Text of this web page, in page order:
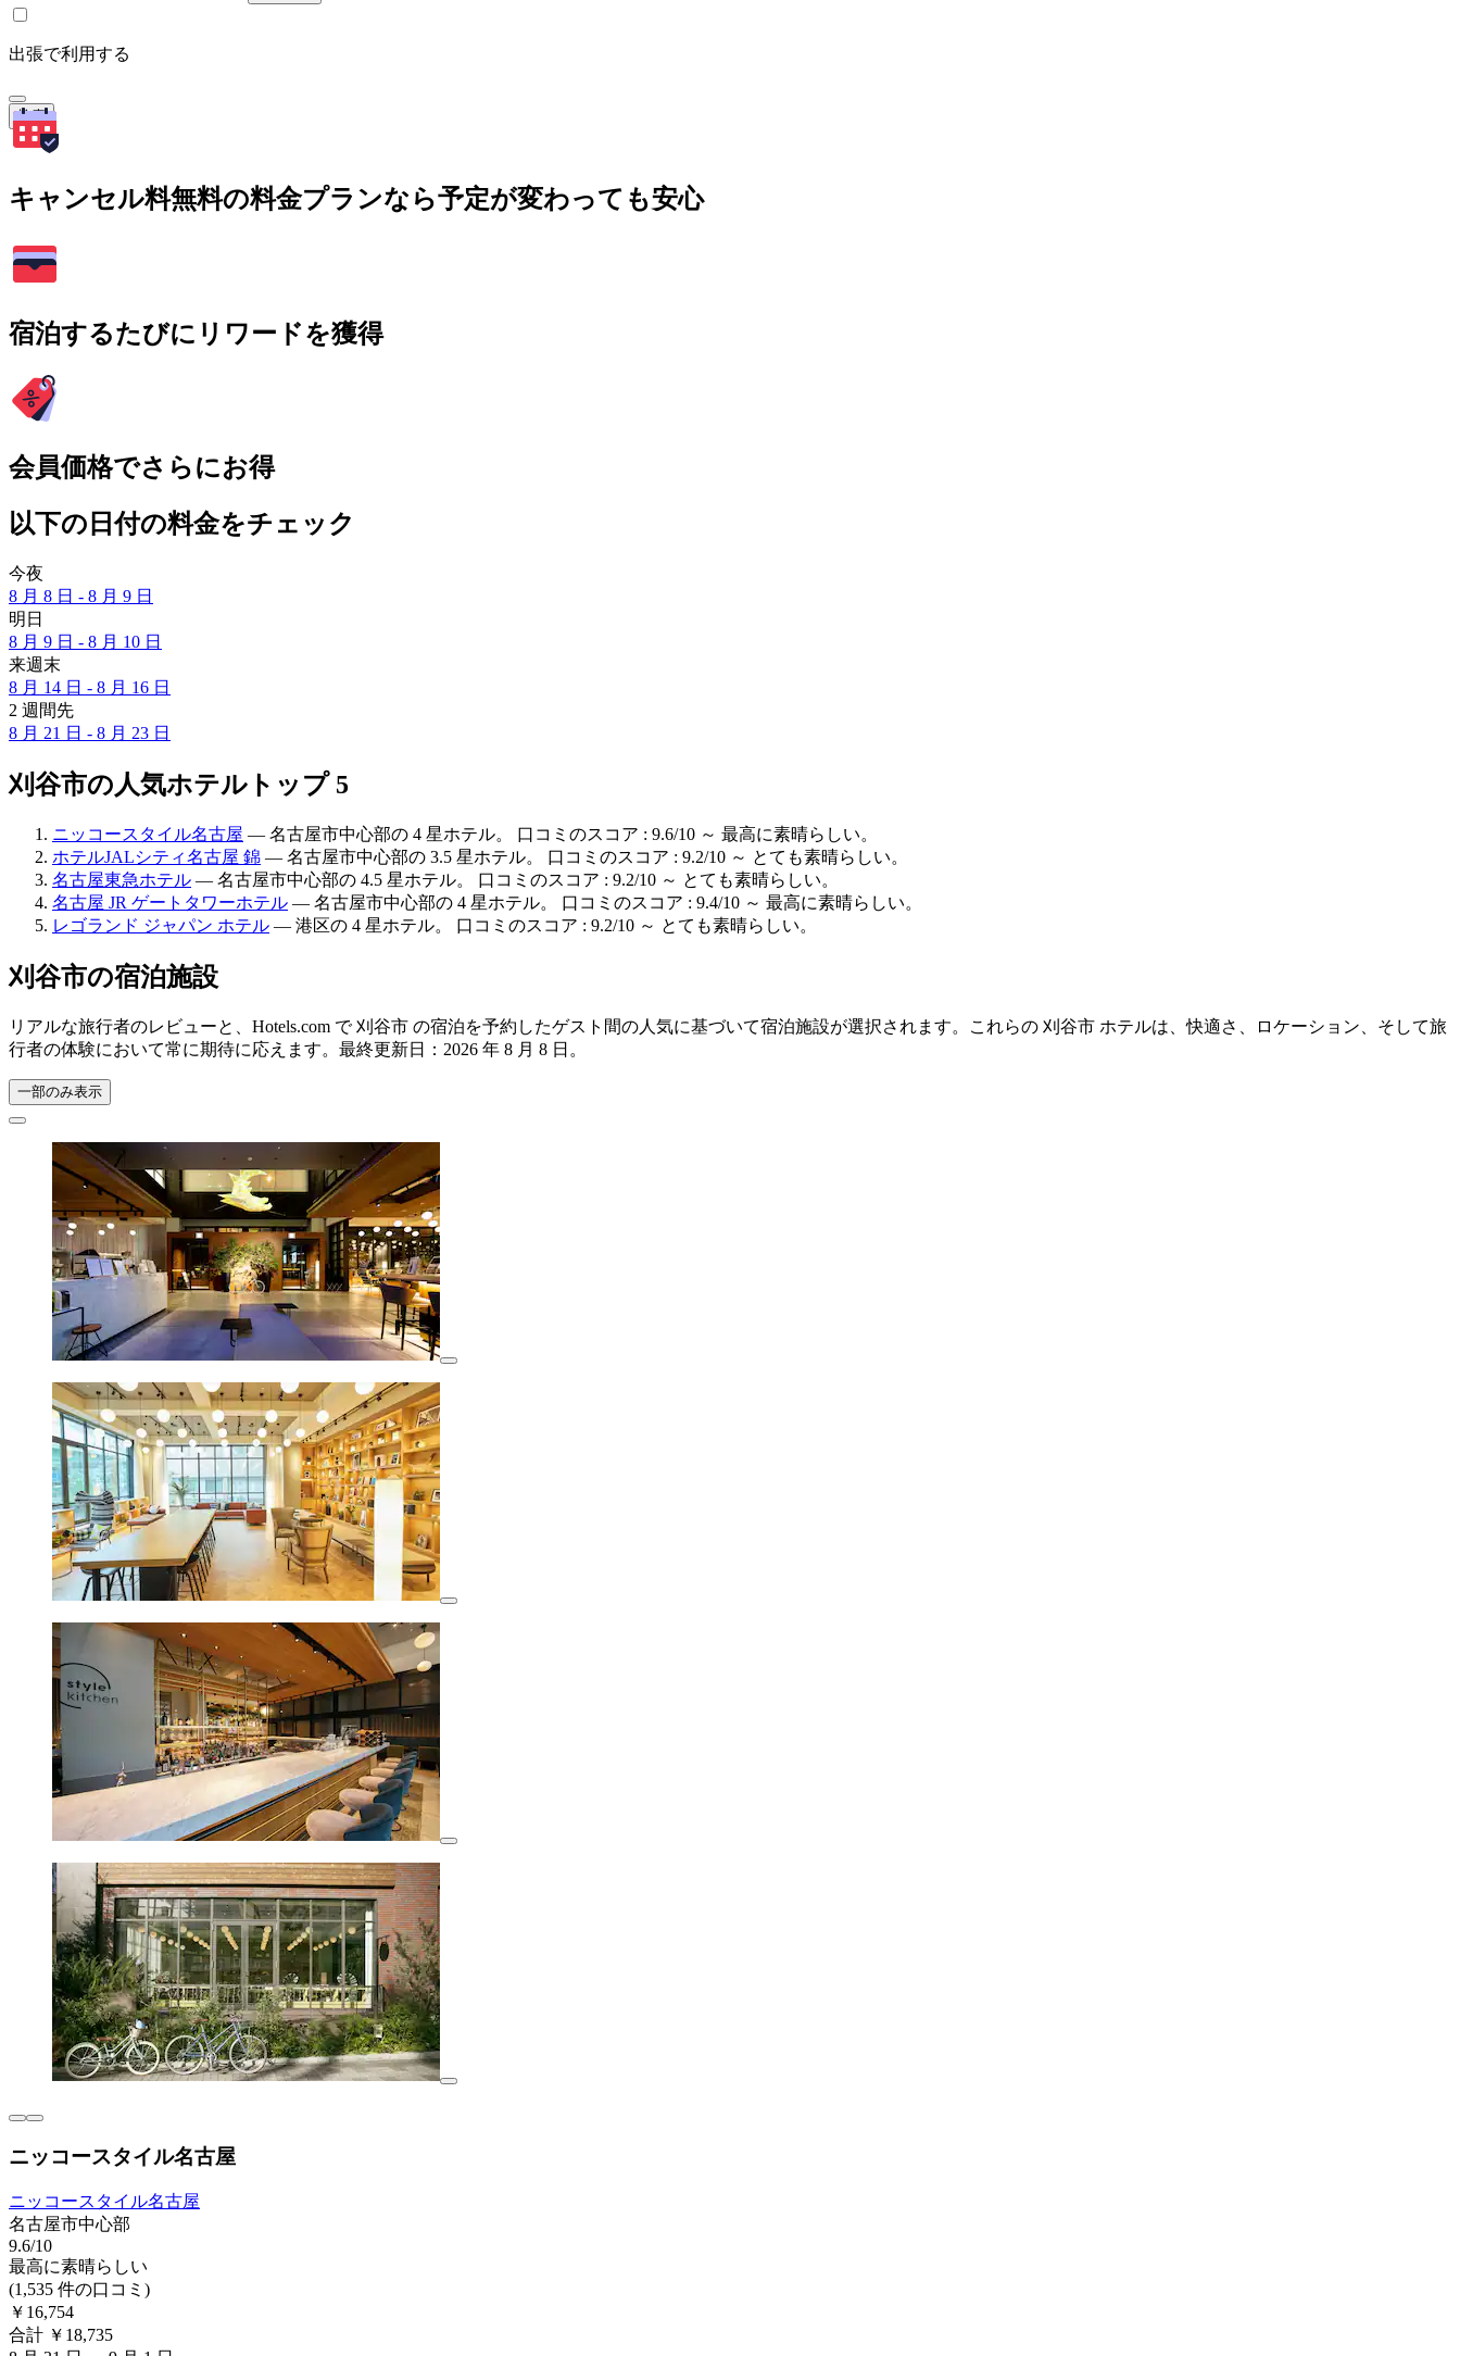
出張で利用する
検索
キャンセル料無料の料金プランなら予定が変わっても安心
宿泊するたびにリワードを獲得
会員価格でさらにお得
以下の日付の料金をチェック
今夜
8 月 8 日 - 8 月 9 日
明日
8 月 9 日 - 8 月 10 日
来週末
8 月 14 日 - 8 月 16 日
2 週間先
8 月 21 日 - 8 月 23 日
刈谷市の人気ホテルトップ 5
ニッコースタイル名古屋 — 名古屋市中心部の 4 星ホテル。 口コミのスコア : 9.6/10 ～ 最高に素晴らしい。
ホテルJALシティ名古屋 錦 — 名古屋市中心部の 3.5 星ホテル。 口コミのスコア : 9.2/10 ～ とても素晴らしい。
名古屋東急ホテル — 名古屋市中心部の 4.5 星ホテル。 口コミのスコア : 9.2/10 ～ とても素晴らしい。
名古屋 JR ゲートタワーホテル — 名古屋市中心部の 4 星ホテル。 口コミのスコア : 9.4/10 ～ 最高に素晴らしい。
レゴランド ジャパン ホテル — 港区の 4 星ホテル。 口コミのスコア : 9.2/10 ～ とても素晴らしい。
刈谷市の宿泊施設
リアルな旅行者のレビューと、Hotels.com で 刈谷市 の宿泊を予約したゲスト間の人気に基づいて宿泊施設が選択されます。これらの 刈谷市 ホテルは、快適さ、ロケーション、そして旅
行者の体験において常に期待に応えます。最終更新日： 2026 年 8 月 8 日 。
一部のみ表示
ニッコースタイル名古屋
ニッコースタイル名古屋
名古屋市中心部
9.6/10
最高に素晴らしい
(1,535 件の口コミ)
￥16,754
合計 ￥18,735